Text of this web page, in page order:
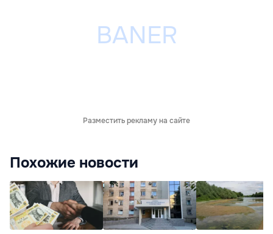
Разместить рекламу на сайте
Похожие новости